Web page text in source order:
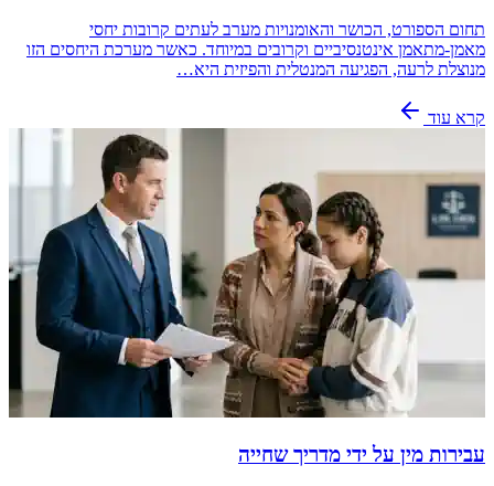
תחום הספורט, הכושר והאומנויות מערב לעתים קרובות יחסי
מאמן-מתאמן אינטנסיביים וקרובים במיוחד. כאשר מערכת היחסים הזו
מנוצלת לרעה, הפגיעה המנטלית והפיזית היא…
קרא עוד
עבירות מין על ידי מדריך שחייה